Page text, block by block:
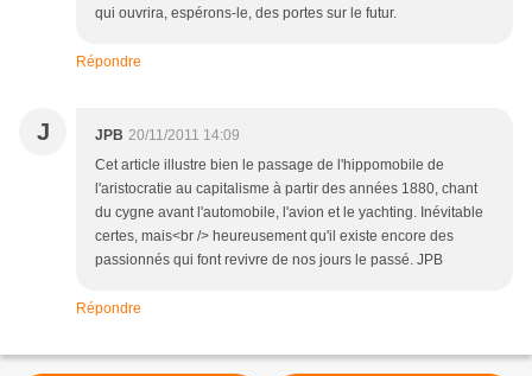
qui ouvrira, espérons-le, des portes sur le futur.
Répondre
J JPB 20/11/2011 14:09
Cet article illustre bien le passage de l'hippomobile de
l'aristocratie au capitalisme à partir des années 1880, chant
du cygne avant l'automobile, l'avion et le yachting. Inévitable
certes, mais<br /> heureusement qu'il existe encore des
passionnés qui font revivre de nos jours le passé. JPB
Répondre